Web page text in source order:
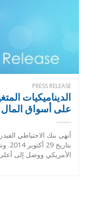
PRESS RELEASE
الديناميكيات
على أسواق المال
أنهى بنك الاحتياطي
الأمريكي ووصل إلى